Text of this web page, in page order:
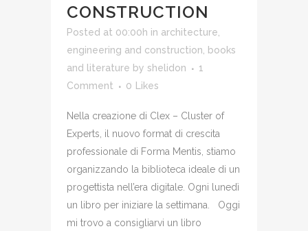
CONSTRUCTION
Posted at 00:00h in architecture,
engineering and construction
books
and literature by shelidon
1
Comment
0 Likes
Nella creazione di Clex – Cluster of
Experts, il nuovo format di crescita
professionale di Forma Mentis, stiamo
organizzando la biblioteca ideale di un
progettista nell’era digitale. Ogni lunedì
un libro per iniziare la settimana. Oggi
mi trovo a consigliarvi un libro